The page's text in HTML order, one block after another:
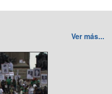
Ver más...